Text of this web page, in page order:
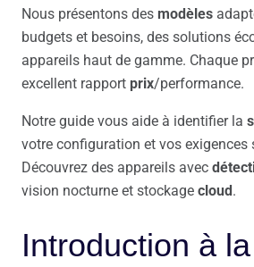
Nous présentons des modèles
budgets et besoins, des solutions
appareils haut de gamme. Chaque
excellent rapport prix/performance.
Notre guide vous aide à identifier la
votre configuration et vos exigences
Découvrez des appareils avec
vision nocturne et stockage cloud .
Introduction à la